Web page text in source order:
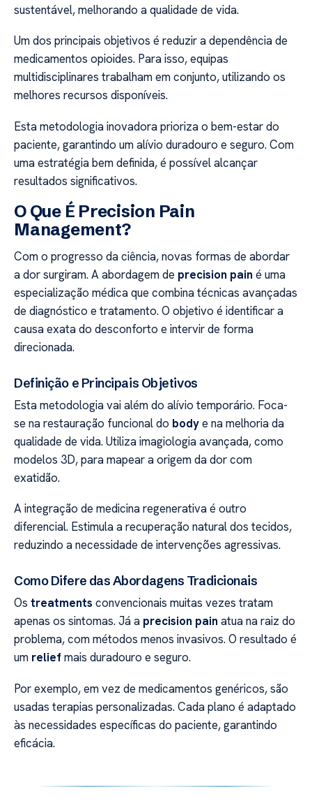
sustentável, melhorando a qualidade de vida.
Um dos principais objetivos é reduzir a dependência de
medicamentos opioides. Para isso, equipas
multidisciplinares trabalham em conjunto, utilizando os
melhores recursos disponíveis.
Esta metodologia inovadora prioriza o bem-estar do
paciente, garantindo um alívio duradouro e seguro. Com
uma estratégia bem definida, é possível alcançar
resultados significativos.
O Que É Precision Pain
Management?
Com o progresso da ciência, novas formas de abordar
a dor surgiram. A abordagem de precision pain é uma
especialização médica que combina técnicas avançadas
de diagnóstico e tratamento. O objetivo é identificar a
causa exata do desconforto e intervir de forma
direcionada.
Definição e Principais Objetivos
Esta metodologia vai além do alívio temporário. Foca-
se na restauração funcional do bodye na melhoria da
qualidade de vida. Utiliza imagiologia avançada, como
modelos 3D, para mapear a origem da dor com
exatidão.
A integração de medicina regenerativa é outro
diferencial. Estimula a recuperação natural dos tecidos,
reduzindo a necessidade de intervenções agressivas.
Como Difere das Abordagens Tradicionais
Os treatments convencionais muitas vezes tratam
apenas os sintomas. Já a precision pain atua na raiz do
problema, com métodos menos invasivos. O resultado é
um reliefmais duradouro e seguro.
Por exemplo, em vez de medicamentos genéricos, são
usadas terapias personalizadas. Cada plano é adaptado
às necessidades específicas do paciente, garantindo
eficácia.